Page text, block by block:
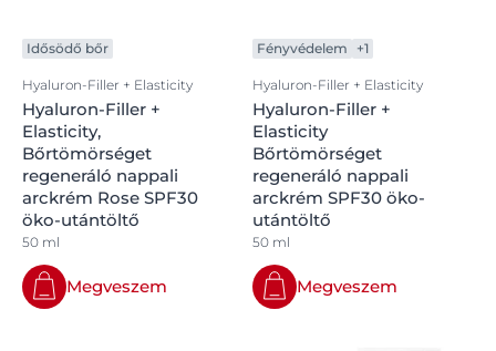
Idősödő bőr
Hyaluron-Filler + Elasticity
Hyaluron-Filler +
Elasticity,
Bőrtömörséget
regeneráló nappali
arckrém Rose SPF30
öko-utántöltő
50 ml
Megveszem
Fényvédelem +1
Hyaluron-Filler + Elasticity
Hyaluron-Filler +
Elasticity
Bőrtömörséget
regeneráló nappali
arckrém SPF30 öko-
utántöltő
50 ml
Megveszem